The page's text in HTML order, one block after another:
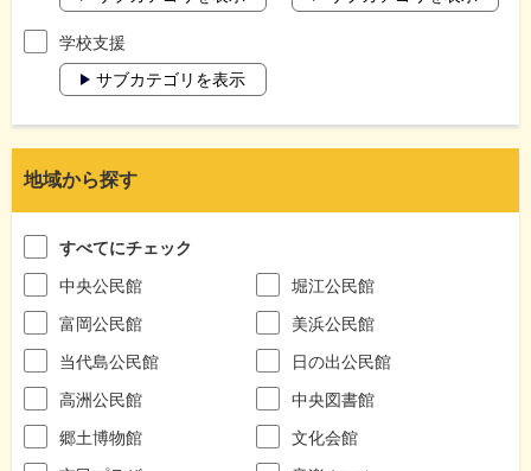
学校支援
サブカテゴリを表示
地域から探す
すべてにチェック
中央公民館
堀江公民館
富岡公民館
美浜公民館
当代島公民館
日の出公民館
高洲公民館
中央図書館
郷土博物館
文化会館